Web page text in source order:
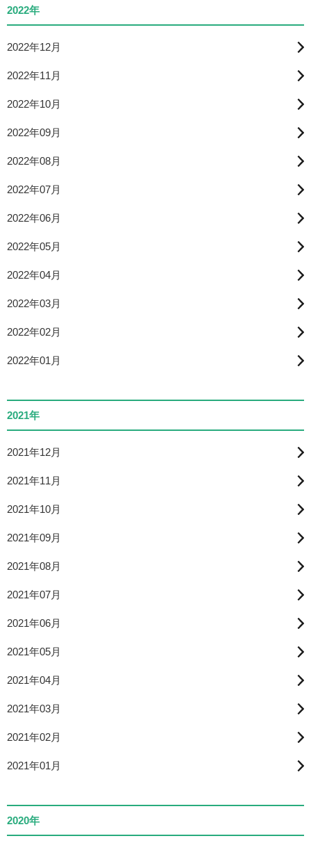
2022年
2022年12月
2022年11月
2022年10月
2022年09月
2022年08月
2022年07月
2022年06月
2022年05月
2022年04月
2022年03月
2022年02月
2022年01月
2021年
2021年12月
2021年11月
2021年10月
2021年09月
2021年08月
2021年07月
2021年06月
2021年05月
2021年04月
2021年03月
2021年02月
2021年01月
2020年